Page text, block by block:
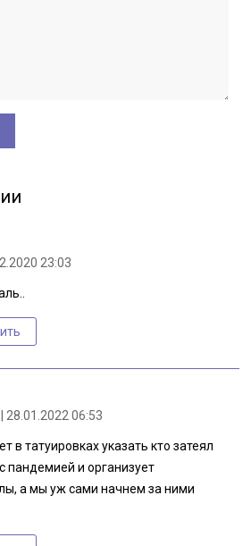
23:03
| 28.01.2022 06:53
в татуировках указать кто затеял
пандемией и организует
а мы уж сами начнем за ними